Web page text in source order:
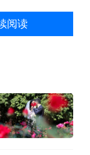
人约3500
，老年人患
阅读